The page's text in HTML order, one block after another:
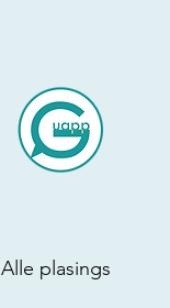
Alle plasings